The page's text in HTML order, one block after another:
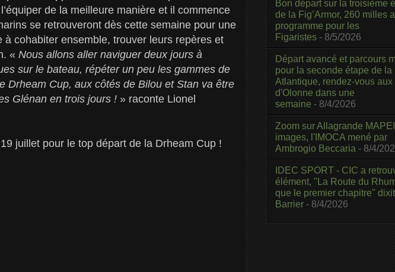
de la meilleure manière et il commence
se retrouveront dès cette semaine pour une
cohabiter ensemble, trouver leurs repères et
« Nous allons aller naviguer deux jours à
sur le bateau, répéter un peu les gammes de
Drheam Cup, aux côtés de Bilou et Stan va être
Glénan en trois jours ! » raconte Lionel
juillet pour le top départ de la Drheam Cup !
Bon départ sur la troisième
de la Fig’Armor, 260 milles
programme pour les
Figaristes - 8/5/2026
Départ avancé et parcours
pour la seconde étape de la
Atlantique, rendez-vous
d'Olonne dans une
semaine - 8/4/2026
Zoom sur Allagrande
images, l'IMOCA mené par
Ambrogio Beccaria - 8/4/
IDEC SPORT - CIC a
élément, "La Route du
que le premier chapitre"
Barrier - 8/4/2026